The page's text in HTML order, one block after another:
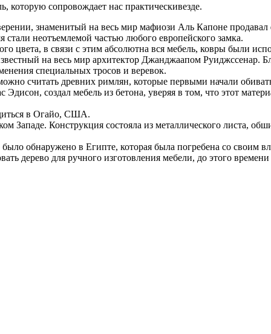
которую сопровождает нас практическивезде.
знаменитый на весь мир мафиози Аль Капоне
неотъемлемой частью любого европейского замка.
цвета, в связи с этим абсолютна вся мебель, ковры были
на весь мир архитектор Джанджаапом Руиджссенар.
специальных тросов и веревок.
считать древних римлян, которые первыми начали
создал мебель из бетона, уверяя в том, что этот
в Огайо, США.
Конструкция состояла из металлического листа,
обнаружено в Египте, которая была погребена со своим
дерево для ручного изготовления мебели, до этого